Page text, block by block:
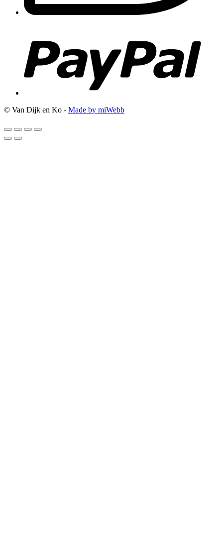
© Van Dijk en Ko - Made by miWebb